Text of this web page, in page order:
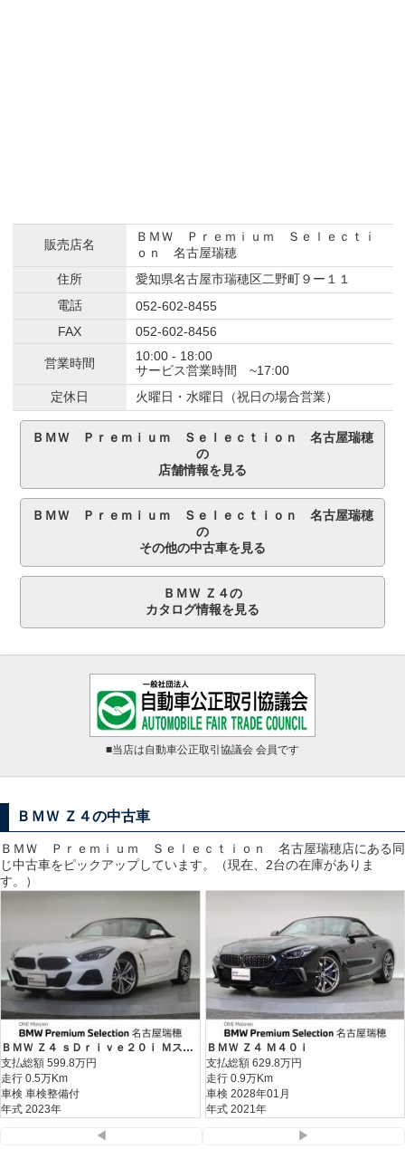
販売店名
ＢＭＷ Ｐｒｅｍｉｕｍ Ｓｅｌｅｃｔｉ
ｏｎ 名古屋瑞穂
住所
愛知県名古屋市瑞穂区二野町９ー１１
電話
052-602-8455
FAX
052-602-8456
営業時間
10:00 - 18:00
サービス営業時間 ~17:00
定休日
火曜日・水曜日（祝日の場合営業）
ＢＭＷ Ｐｒｅｍｉｕｍ Ｓｅｌｅｃｔｉｏｎ 名古屋瑞穂
の
店舗情報を見る
ＢＭＷ Ｐｒｅｍｉｕｍ Ｓｅｌｅｃｔｉｏｎ 名古屋瑞穂
の
その他の中古車を見る
ＢＭＷ Ｚ４の
カタログ情報を見る
■当店は自動車公正取引協議会 会員です
ＢＭＷ Ｚ４の中古車
ＢＭＷ Ｐｒｅｍｉｕｍ Ｓｅｌｅｃｔｉｏｎ 名古屋瑞穂店にある同
じ中古車をピックアップしています。（現在、2台の在庫がありま
す。）
ＢＭＷ Ｚ４ ｓＤｒｉｖｅ２０ｉ Ｍスポーツ
支払総額 599.8万円
走行 0.5万Km
車検 車検整備付
年式 2023年
ＢＭＷ Ｚ４ Ｍ４０ｉ
支払総額 629.8万円
走行 0.9万Km
車検 2028年01月
年式 2021年
◀ ▶